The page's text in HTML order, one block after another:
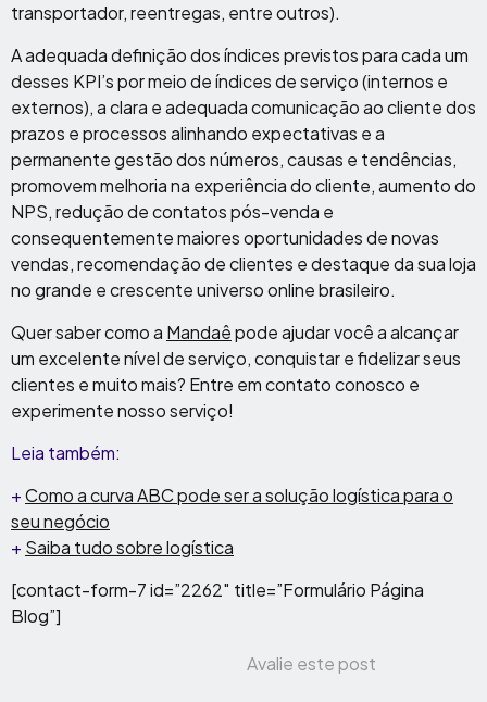
transportador, reentregas, entre outros).
A adequada definição dos índices previstos para cada um
desses KPI’s por meio de índices de serviço (internos e
externos), a clara e adequada comunicação ao cliente dos
prazos e processos alinhando expectativas e a
permanente gestão dos números, causas e tendências,
promovem melhoria na experiência do cliente, aumento do
NPS, redução de contatos pós-venda e
consequentemente maiores oportunidades de novas
vendas, recomendação de clientes e destaque da sua loja
no grande e crescente universo online brasileiro.
Quer saber como a Mandaêpode ajudar você a alcançar
um excelente nível de serviço, conquistar e fidelizar seus
clientes e muito mais? Entre em contato conosco e
experimente nosso serviço!
Leia também:
+Como a curva ABC pode ser a solução logística para o
seu negócio
+ Saiba tudo sobre logística
[contact-form-7 id=”2262″ title=”Formulário Página
Blog”]
Avalie este post